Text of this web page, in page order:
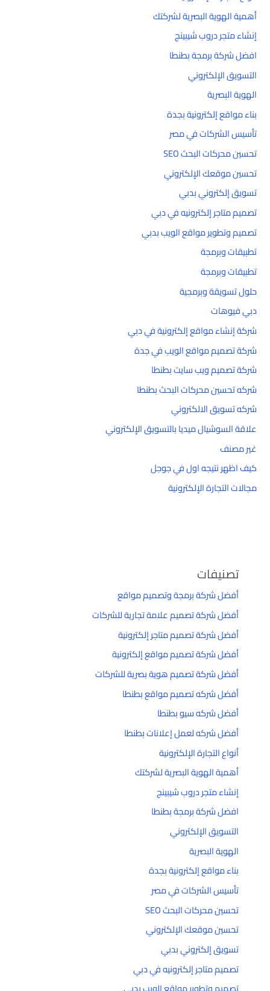
أهمية الهوية البصرية لشركتك
إنشاء متجر دروب شيبينج
افضل شركة برمجة بطنطا
التسويق الإلكتروني
الهوية البصرية
بناء مواقع إلكترونية بجدة
تأسيس الشركات في مصر
تحسين محركات البحث SEO
تحسين موقعك الإلكتروني
تسويق إلكتروني بدبي
تصميم متاجر إلكترونيه في دبي
تصميم وتطوير مواقع الويب بدبي
تطبيقات وبرمجة
تطبيقات وبرمجة
حلول تسويقة وبرمجية
دبي فيوهات
شركة إنشاء مواقع إلكترونية في دبي
شركة تصميم مواقع الويب في جدة
شركة تصميم ويب سايت بطنطا
شركه تحسين محركات البحث بطنطا
شركه تسويق الالكتروني
علاقة السوشيال ميديا بالتسويق الإلكتروني
غير مصنف
كيف اظهر نتيجه اول في جوجل
مجالات التجارة الإلكترونية
تصنيفات
أفضل شركة برمجة وتصميم مواقع
أفضل شركة تصميم علامة تجارية للشركات
أفضل شركة تصميم متاجر إلكترونية
أفضل شركة تصميم مواقع إلكترونية
أفضل شركة تصميم هوية بصرية للشركات
أفضل شركه تصميم مواقع بطنطا
أفضل شركه سيو بطنطا
أفضل شركه لعمل إعلانات بطنطا
أنواع التجارة الإلكترونية
أهمية الهوية البصرية لشركتك
إنشاء متجر دروب شيبينج
افضل شركة برمجة بطنطا
التسويق الإلكتروني
الهوية البصرية
بناء مواقع إلكترونية بجدة
تأسيس الشركات في مصر
تحسين محركات البحث SEO
تحسين موقعك الإلكتروني
تسويق إلكتروني بدبي
تصميم متاجر إلكترونيه في دبي